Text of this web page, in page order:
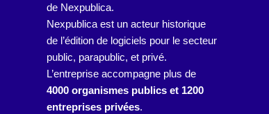
de Nexpublica.
Nexpublica est un acteur historique
de l’édition de logiciels pour le secteur
public, parapublic, et privé.
L’entreprise accompagne plus de
4000 organismes publics et 1200
entreprises privées.